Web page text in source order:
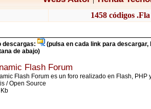
1458 códigos
descargas:
(pulsa en cada link para
de abajo)
Flash Forum
Flash Forum es un foro realizado en Flash, PHP
/ Open Source